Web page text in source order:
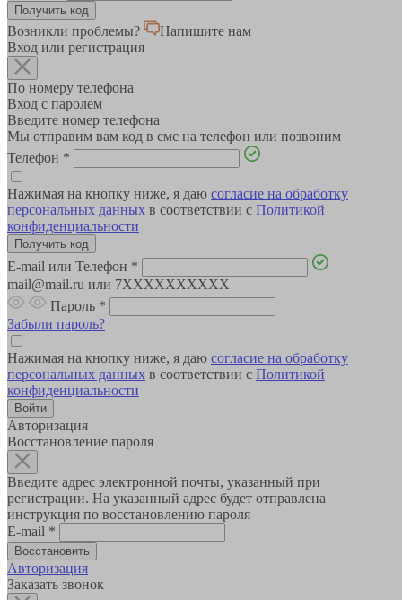
Возникли проблемы?
Напишите нам
Вход или регистрация
По номеру телефона
Вход с паролем
Введите номер телефона
Мы отправим вам код в смс на телефон или позвоним
Телефон *
Нажимая на кнопку ниже, я даю согласие на обработку
персональных данных в соответствии с Политикой
конфиденциальности
E-mail или Телефон *
mail@mail.ru или 7XXXXXXXXXX
Пароль *
Забыли пароль?
Нажимая на кнопку ниже, я даю согласие на обработку
персональных данных в соответствии с Политикой
конфиденциальности
Авторизация
Восстановление пароля
Введите адрес электронной почты, указанный при
регистрации. На указанный адрес будет отправлена
инструкция по восстановлению пароля
E-mail *
Авторизация
Заказать звонок